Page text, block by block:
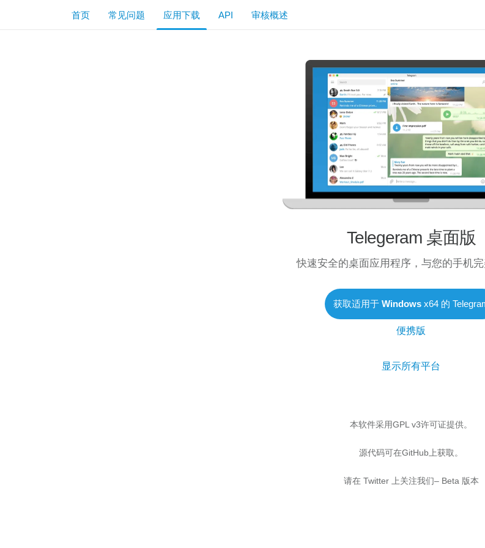
首页 常见问题 应用下载 API 审核概述
Telegeram 桌面版
快速安全的桌面应用程序，与您的手机完
获取适用于 Windowsx64 的
便携版
显示所有平台
本软件采用GPL v3许可证提供。
源代码可在GitHub上获取。
请在 Twitter 上关注我们– Beta 版本